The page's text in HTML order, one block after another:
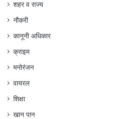
शहर व राज्य
नौकरी
कानूनी अधिकार
क्राइम
मनोरंजन
वायरल
शिक्षा
खान पान